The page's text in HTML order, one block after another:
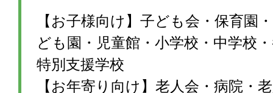
【お子様向け】子ども会・保育園
ども園・児童館・小学校・中学校
特別支援学校
【お年寄り向け】老人会・病院・